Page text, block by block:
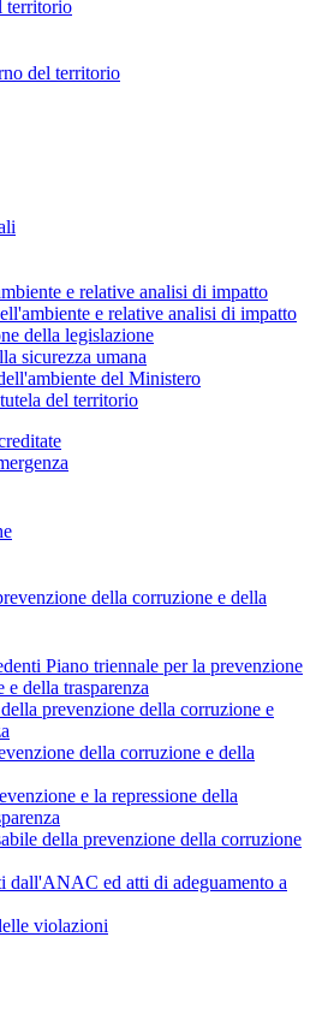
territorio
del territorio
e relative analisi di impatto
e relative analisi di impatto
della legislazione
sicurezza umana
del Ministero
del territorio
della corruzione e della
Piano triennale per la prevenzione
della trasparenza
prevenzione della corruzione e
della corruzione e della
e la repressione della
della prevenzione della corruzione
dall'ANAC ed atti di adeguamento a
violazioni